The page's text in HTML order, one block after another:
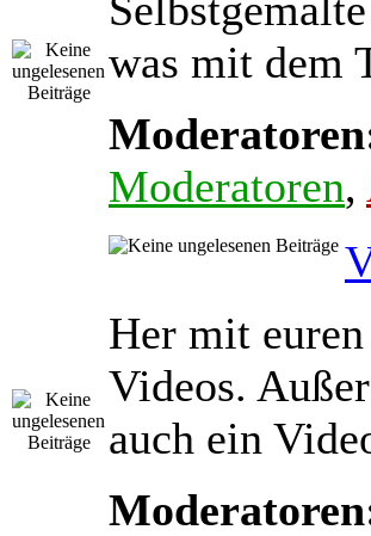
was mit dem
Moderatoren,
Her mit
Videos.
auch ein